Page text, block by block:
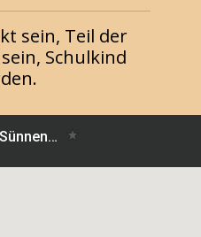
sein, Teil der
Schulkind